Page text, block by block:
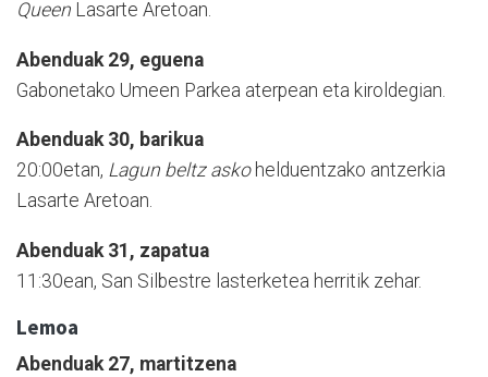
Queen Lasarte Aretoan.
Abenduak 29, eguena
Gabonetako Umeen Parkea aterpean eta kiroldegian.
Abenduak 30, barikua
20:00etan, Lagun beltz askohelduentzako antzerkia
Lasarte Aretoan.
Abenduak 31, zapatua
11:30ean, San Silbestre lasterketea herritik zehar.
Lemoa
Abenduak 27, martitzena